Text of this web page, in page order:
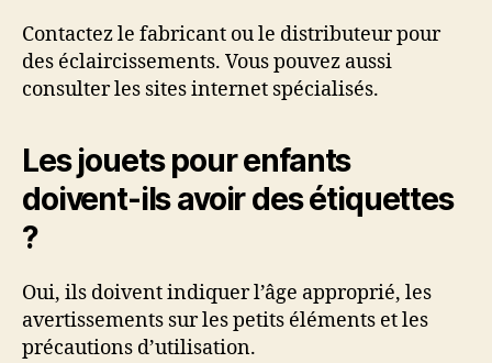
Contactez le fabricant ou le distributeur pour
des éclaircissements. Vous pouvez aussi
consulter les sites internet spécialisés.
Les jouets pour enfants
doivent-ils avoir des étiquettes
?
Oui, ils doivent indiquer l’âge approprié, les
avertissements sur les petits éléments et les
précautions d’utilisation.